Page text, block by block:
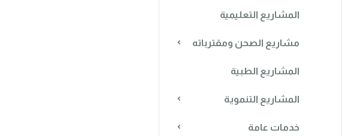
المشاريع التعليمية
مشاريع الصحن ومقترباته
المشاريع الطبية
المشاريع التنموية
خدمات عامة